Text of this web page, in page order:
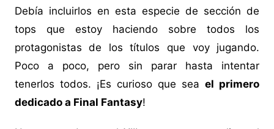
Debía incluirlos en esta especie de sección de
tops que estoy haciendo sobre todos los
protagonistas de los títulos que voy jugando.
Poco a poco, pero sin parar hasta intentar
tenerlos todos. ¡Es curioso que seael primero
dedicado a Final Fantasy!